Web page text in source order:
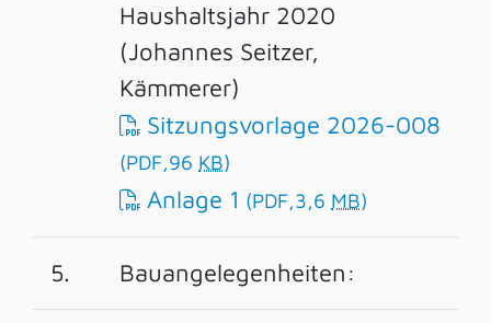
Haushaltsjahr 2020
(Johannes Seitzer,
Kämmerer)
Sitzungsvorlage 2026-008
(PDF,96 KB)
Anlage 1 (PDF,3,6 MB)
5. Bauangelegenheiten: